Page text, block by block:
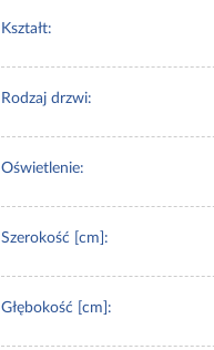
Kształt:
Rodzaj drzwi:
Oświetlenie:
Szerokość [cm]:
Głębokość [cm]: